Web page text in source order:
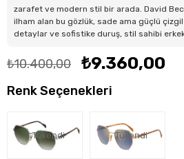
zarafet ve modern stil bir arada. David
ilham alan bu gözlük, sade ama güçlü
detaylar ve sofistike duruş, stil sahibi
₺10.400,00 ₺9.360,00
Renk Seçenekleri
Tükendi Tükendi